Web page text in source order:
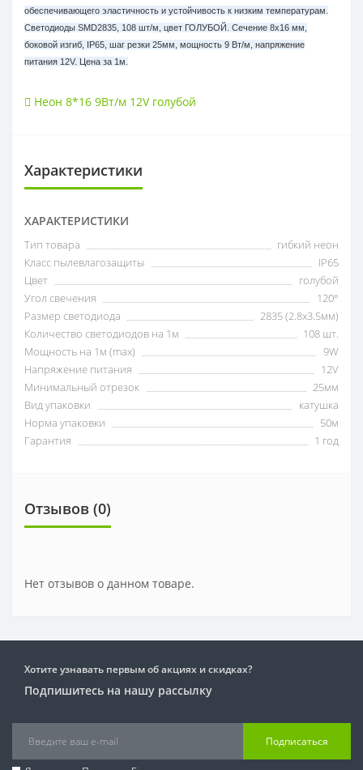
обеспечивающего эластичность и устойчивость к низким температурам.
Светодиоды SMD2835, 108 шт/м, цвет ГОЛУБОЙ. Сечение 8х16 мм,
боковой изгиб, IP65, шаг резки 25мм, мощность 9 Вт/м, напряжение
питания 12V. Цена за 1м.
Неон 8*16 9Вт/м 12V голубой
Характеристики
ХАРАКТЕРИСТИКИ
Тип товара
гибкий неон
Класс пылевлагозащиты
IP65
Цвет
голубой
Угол свечения
120°
Размер светодиода
2835 (2.8x3.5мм)
Количество светодиодов на 1м
108 шт.
Мощность на 1м (max)
9W
Напряжение питания
12V
Минимальный отрезок
25мм
Вид упаковки
катушка
Норма упаковки
50м
Гарантия
1 год
Отзывов (0)
Нет отзывов о данном товаре.
Хотите узнавать первым об акциях и скидках?
Подпишитесь на нашу рассылку
Подписаться